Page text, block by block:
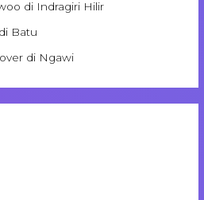
di Indragiri Hilir
Batu
di Ngawi